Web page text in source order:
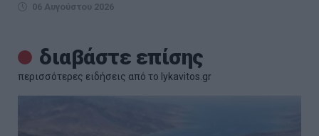
06 Αυγούστου 2026
διαβάστε επίσης
περισσότερες ειδήσεις από το lykavitos.gr